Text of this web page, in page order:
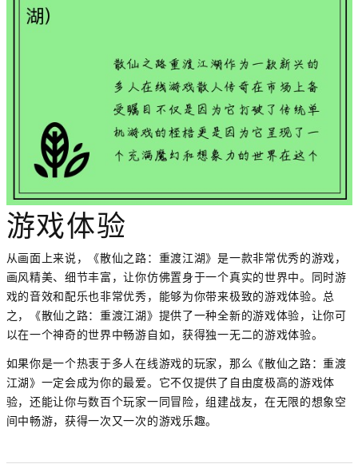
游戏体验
从画面上来说，《散仙之路：重渡江湖》是一款非常优秀的游戏，
画风精美、细节丰富，让你仿佛置身于一个真实的世界中。同时游
戏的音效和配乐也非常优秀，能够为你带来极致的游戏体验。总
之，《散仙之路：重渡江湖》提供了一种全新的游戏体验，让你可
以在一个神奇的世界中畅游自如，获得独一无二的游戏体验。
如果你是一个热衷于多人在线游戏的玩家，那么《散仙之路：重渡
江湖》一定会成为你的最爱。它不仅提供了自由度极高的游戏体
验，还能让你与数百个玩家一同冒险，组建战友，在无限的想象空
间中畅游，获得一次又一次的游戏乐趣。